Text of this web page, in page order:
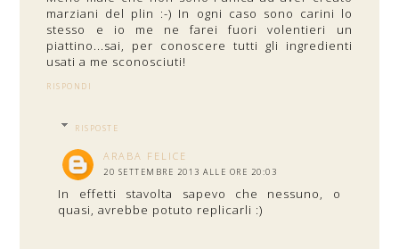
marziani del plin :-) In ogni caso sono carini lo
stesso e io me ne farei fuori volentieri un
piattino...sai, per conoscere tutti gli ingredienti
usati a me sconosciuti!
RISPONDI
RISPOSTE
ARABA FELICE
20 SETTEMBRE 2013 ALLE ORE 20:03
In effetti stavolta sapevo che nessuno, o
quasi, avrebbe potuto replicarli :)